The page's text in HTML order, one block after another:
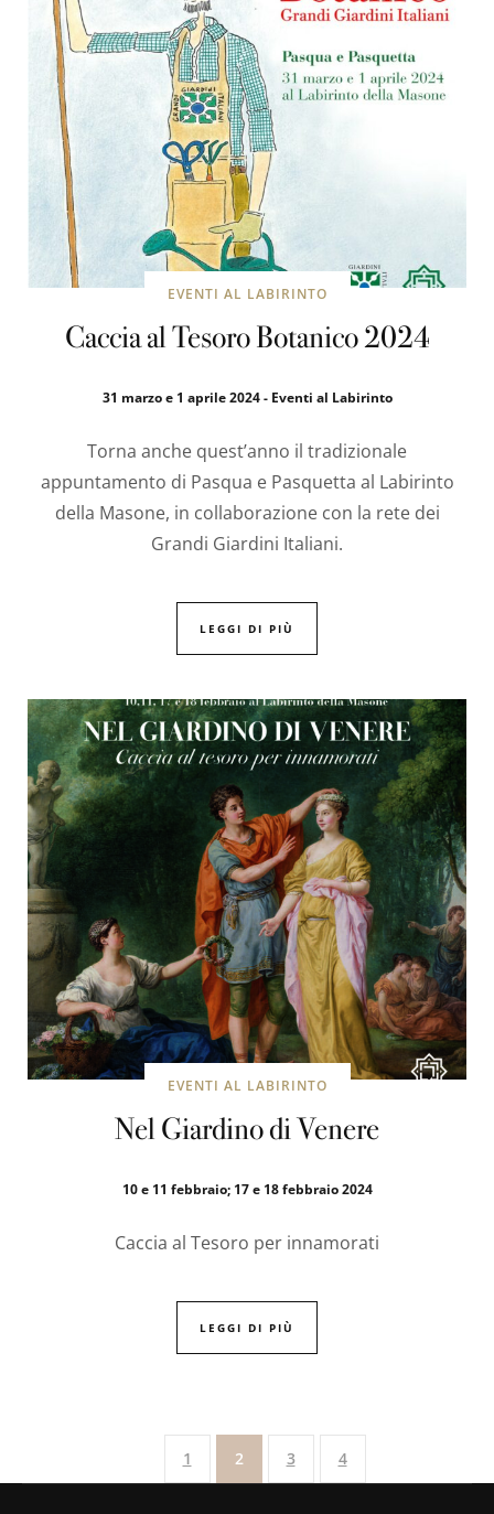
EVENTI AL LABIRINTO
Caccia al Tesoro Botanico 2024
31 marzo e 1 aprile 2024 - Eventi al Labirinto
Torna anche quest’anno il tradizionale
appuntamento di Pasqua e Pasquetta al Labirinto
della Masone, in collaborazione con la rete dei
Grandi Giardini Italiani.
LEGGI DI PIÙ
EVENTI AL LABIRINTO
Nel Giardino di Venere
10 e 11 febbraio; 17 e 18 febbraio 2024
Caccia al Tesoro per innamorati
LEGGI DI PIÙ
1 2 3 4